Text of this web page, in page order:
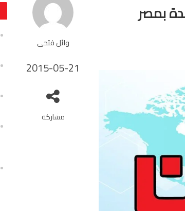
وائل فتحى
2015-05-21
مشاركة
بمصر